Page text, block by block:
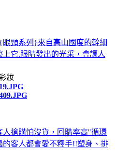
頸系列}來自高山國度的幹細
它.眼睛發出的光采，會讓人
妝
搶購怕沒貨，回購率高"循環
客人都會愛不釋手!!塑身、排